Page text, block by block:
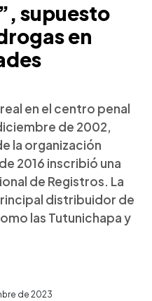
supuesto
en
en el centro penal
de 2002,
la organización
2016 inscribió una
de Registros. La
distribuidor de
las Tutunichapa y
de 2023